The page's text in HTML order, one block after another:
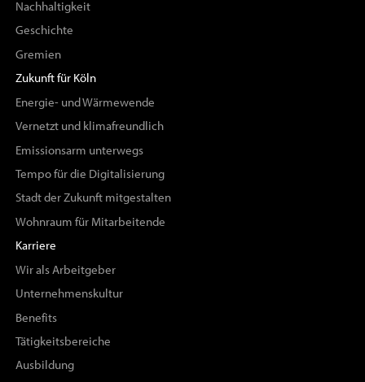
Nachhaltigkeit
Geschichte
Gremien
Zukunft für Köln
Energie- und Wärmewende
Vernetzt und klimafreundlich
Emissionsarm unterwegs
Tempo für die Digitalisierung
Stadt der Zukunft mitgestalten
Wohnraum für Mitarbeitende
Karriere
Wir als Arbeitgeber
Unternehmenskultur
Benefits
Tätigkeitsbereiche
Ausbildung